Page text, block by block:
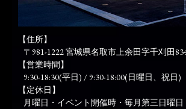
【住所】
〒981-1222 宮城県名取市上余田字千刈田
【営業時間】
9:30-18:30(平日) / 9:30-18:00(日曜日、祝日)
【定休日】
月曜日・イベント開催時・毎月第三日曜日